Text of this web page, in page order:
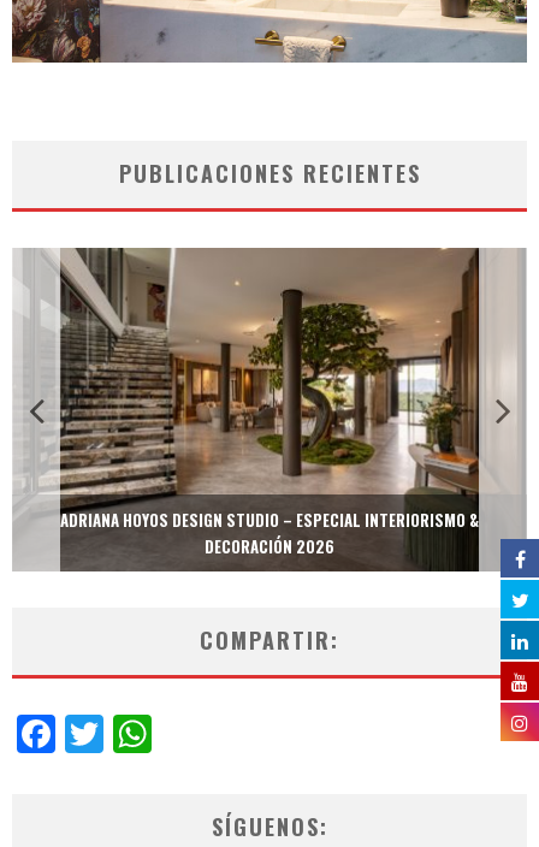
PUBLICACIONES RECIENTES
ADRIANA HOYOS DESIGN STUDIO – ESPECIAL INTERIORISMO &
DECORACIÓN 2026
COMPARTIR:
Facebook
Twitter
SÍGUENOS: